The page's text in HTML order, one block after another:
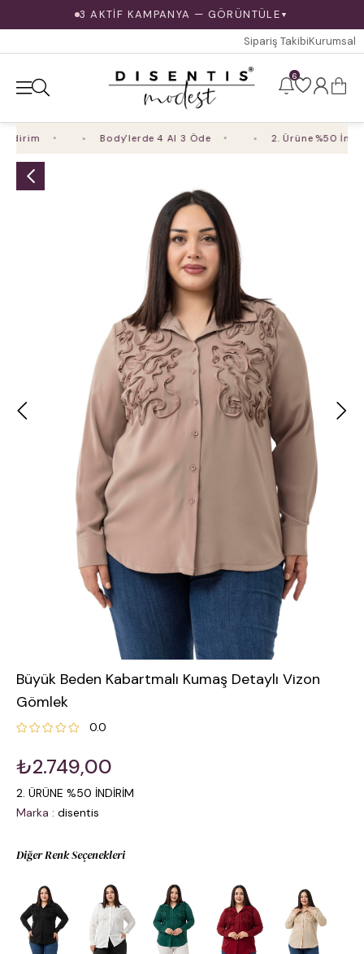
3 AKTİF KAMPANYA — GÖRÜNTÜLE ▼
Sipariş TakibiKurumsal
6
Body'lerde 4 Al 3 Öde 2. Ürüne %50 İndirim
Büyük Beden Kabartmalı Kumaş Detaylı Vizon
Gömlek
0.0
₺2.749,00
2. ÜRÜNE %50 İNDİRİM
Marka : disentis
Diğer Renk Seçenekleri